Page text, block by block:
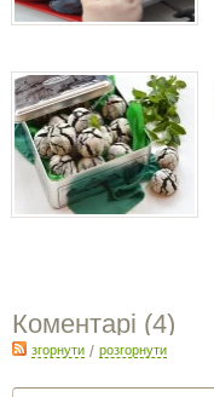
Коментарі (4)
згорнути / розгорнути